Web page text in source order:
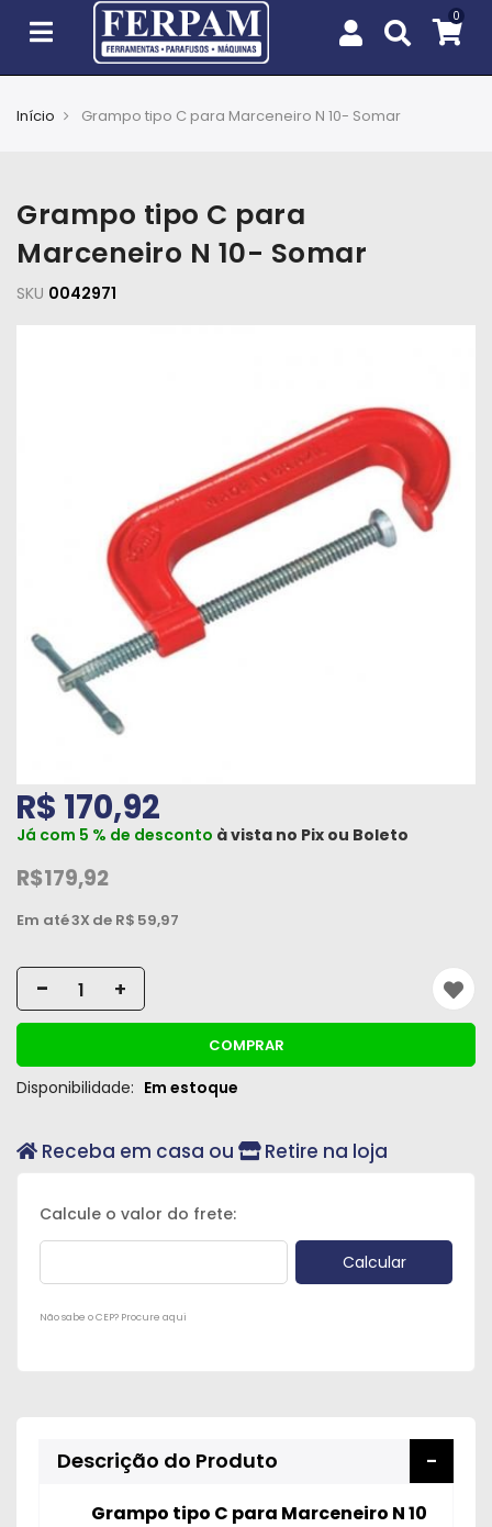
e
Jardim
EPIs
Iluminação
Construção
Materiais
Hidráulicos
e
e
Peças
Início Grampo tipo C para Marceneiro N 10- Somar
Grampo tipo C para
Marceneiro N 10- Somar
SKU 0042971
R$ 170,92
Já com 5 % de desconto à vista no Pix ou Boleto
R$179,92
Em até3X de R$ 59,97
- +
COMPRAR
Disponibilidade: Em estoque
Receba em casa ou Retire na loja
Não sabe o CEP? Procure aqui
Descrição do Produto
Grampo tipo C para Marceneiro N 10